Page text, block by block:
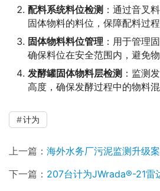
配料系统料位检测 ：通过音叉
固体物料的料位，保障配料过程
固体物料料位管理 ：用于管理
确保料位在安全范围内，避免物
发酵罐固体物料层检测 ：监测
高度，确保发酵过程中的物料混
计为
上一篇： 海外水务厂污泥监测升级案例：
下一篇： 207台计为JWrada®-21雷达液位